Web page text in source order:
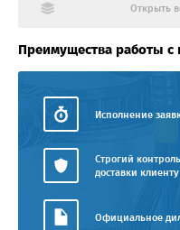
Открыть
Преимущества работы с
Исполнение
Строгий
доставки клиенту
Официальное